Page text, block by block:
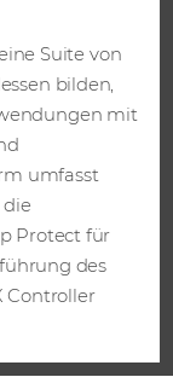
Suite von
bilden,
mit
umfasst
die
Protect für
des
Controller